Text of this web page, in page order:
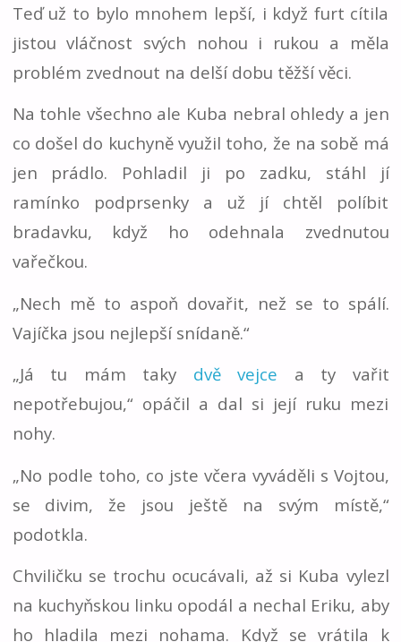
Teď už to bylo mnohem lepší, i když furt cítila
jistou vláčnost svých nohou i rukou a měla
problém zvednout na delší dobu těžší věci.
Na tohle všechno ale Kuba nebral ohledy a jen
co došel do kuchyně využil toho, že na sobě má
jen prádlo. Pohladil ji po zadku, stáhl jí
ramínko podprsenky a už jí chtěl políbit
bradavku, když ho odehnala zvednutou
vařečkou.
„Nech mě to aspoň dovařit, než se to spálí.
Vajíčka jsou nejlepší snídaně.“
„Já tu mám taky dvě vejce a ty vařit
nepotřebujou,“ opáčil a dal si její ruku mezi
nohy.
„No podle toho, co jste včera vyváděli s Vojtou,
se divim, že jsou ještě na svým místě,“
podotkla.
Chviličku se trochu ocucávali, až si Kuba vylezl
na kuchyňskou linku opodál a nechal Eriku, aby
ho hladila mezi nohama. Když se vrátila k